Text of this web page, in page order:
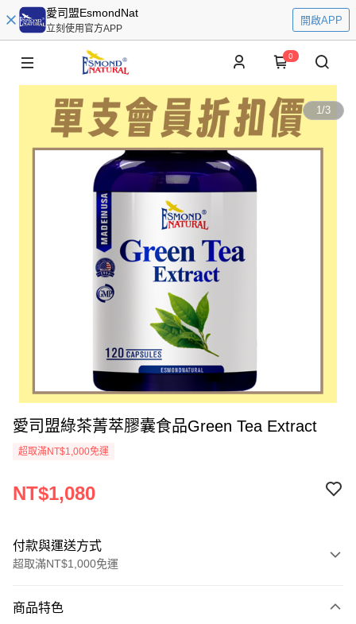
愛司盟EsmondNat
立刻使用官方APP
開啟APP
0
1/3
愛司盟綠茶菁萃膠囊食品Green Tea Extract
超取滿NT$1,000免運
NT$1,080
付款與運送方式
超取滿NT$1,000免運
信用卡一次付款
商品特色